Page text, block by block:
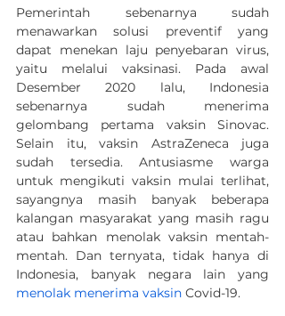
Pemerintah sebenarnya sudah
menawarkan solusi preventif yang
dapat menekan laju penyebaran virus,
yaitu melalui vaksinasi. Pada awal
Desember 2020 lalu, Indonesia
sebenarnya sudah menerima
gelombang pertama vaksin Sinovac.
Selain itu, vaksin AstraZeneca juga
sudah tersedia. Antusiasme warga
untuk mengikuti vaksin mulai terlihat,
sayangnya masih banyak beberapa
kalangan masyarakat yang masih ragu
atau bahkan menolak vaksin mentah-
mentah. Dan ternyata, tidak hanya di
menolak menerima vaksin Covid-19.